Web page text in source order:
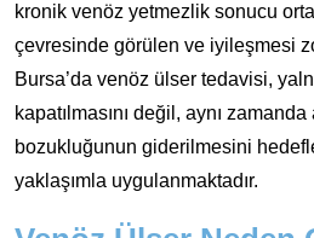
kronik venöz yetmezlik sonucu
çevresinde görülen ve iyileşmesi
Bursa’da venöz ülser tedavisi,
kapatılmasını değil, aynı
bozukluğunun giderilmesini
yaklaşımla uygulanmaktadır.